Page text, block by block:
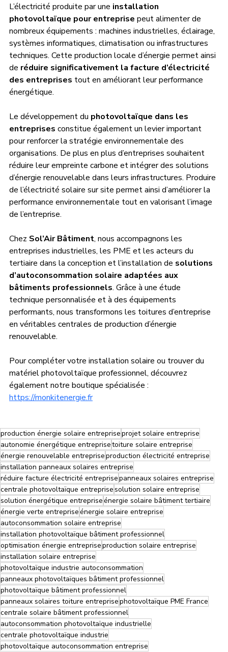
L’électricité produite par une installation
photovoltaïque pour entreprise peut alimenter de
nombreux équipements : machines industrielles, éclairage,
systèmes informatiques, climatisation ou infrastructures
techniques. Cette production locale d’énergie permet ainsi
de réduire significativement la facture d’électricité
des entreprises tout en améliorant leur performance
énergétique.
Le développement du photovoltaïque dans les
entreprises constitue également un levier important
pour renforcer la stratégie environnementale des
organisations. De plus en plus d’entreprises souhaitent
réduire leur empreinte carbone et intégrer des solutions
d’énergie renouvelable dans leurs infrastructures. Produire
de l’électricité solaire sur site permet ainsi d’améliorer la
performance environnementale tout en valorisant l’image
de l’entreprise.
Chez Sol’Air Bâtiment, nous accompagnons les
entreprises industrielles, les PME et les acteurs du
tertiaire dans la conception et l’installation de solutions
d’autoconsommation solaire adaptées aux
bâtiments professionnels. Grâce à une étude
technique personnalisée et à des équipements
performants, nous transformons les toitures d’entreprise
en véritables centrales de production d’énergie
renouvelable.
Pour compléter votre installation solaire ou trouver du
matériel photovoltaïque professionnel, découvrez
également notre boutique spécialisée :
https://monkitenergie.fr
production énergie solaire entrepriseprojet solaire entreprise
autonomie énergétique entreprisetoiture solaire entreprise
énergie renouvelable entrepriseproduction électricité entreprise
installation panneaux solaires entreprise
réduire facture électricité entreprisepanneaux solaires entreprise
centrale photovoltaïque entreprisesolution solaire entreprise
solution énergétique entrepriseénergie solaire bâtiment tertiaire
énergie verte entrepriseénergie solaire entreprise
autoconsommation solaire entreprise
installation photovoltaïque bâtiment professionnel
optimisation énergie entrepriseproduction solaire entreprise
installation solaire entreprise
photovoltaïque industrie autoconsommation
panneaux photovoltaïques bâtiment professionnel
photovoltaïque bâtiment professionnel
panneaux solaires toiture entreprisephotovoltaïque PME France
centrale solaire bâtiment professionnel
autoconsommation photovoltaïque industrielle
centrale photovoltaïque industrie
photovoltaïque autoconsommation entreprise